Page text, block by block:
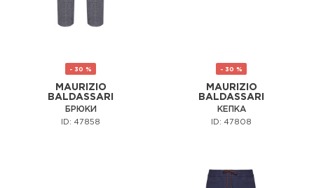
- 30 %
MAURIZIO
BALDASSARI
БРЮКИ
ID: 47858
- 30 %
MAURIZIO
BALDASSARI
КЕПКА
ID: 47808